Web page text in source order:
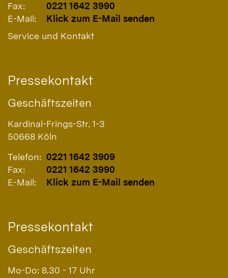
Fax:
0221 1642 3990
E-Mail:
Klick zum E-Mail senden
Service und Kontakt
Pressekontakt
Geschäftszeiten
Kardinal-Frings-Str. 1-3
50668 Köln
Telefon: 0221 1642 3909
Fax:
0221 1642 3990
E-Mail:
Klick zum E-Mail senden
Pressekontakt
Geschäftszeiten
Mo-Do: 8.30 - 17 Uhr